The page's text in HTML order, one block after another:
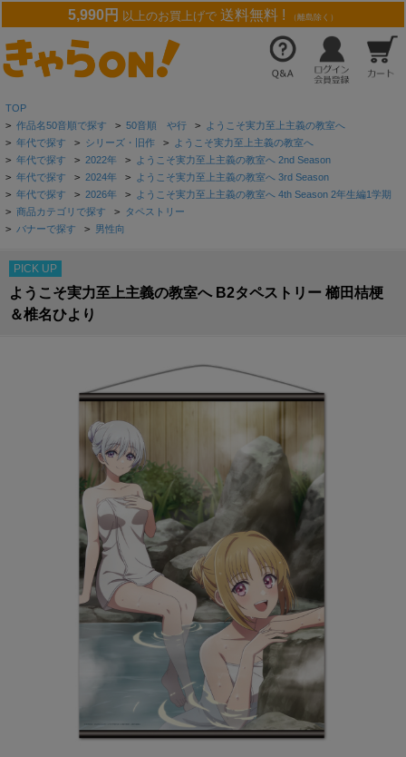
5,990円 以上のお買上げで 送料無料 ! （離島除く）
TOP
> 作品名50音順で探す > 50音順 や行 > ようこそ実力至上主義の教室へ
> 年代で探す > シリーズ・旧作 > ようこそ実力至上主義の教室へ
> 年代で探す > 2022年 > ようこそ実力至上主義の教室へ 2nd Season
> 年代で探す > 2024年 > ようこそ実力至上主義の教室へ 3rd Season
> 年代で探す > 2026年 > ようこそ実力至上主義の教室へ 4th Season 2年生編1学期
> 商品カテゴリで探す > タペストリー
> バナーで探す > 男性向
PICK UP
ようこそ実力至上主義の教室へ B2タペストリー 櫛󠄁田桔梗
＆椎名ひより